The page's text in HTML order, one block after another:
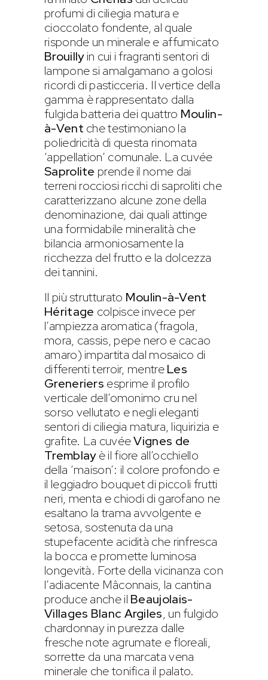
profumi di ciliegia matura e
cioccolato fondente, al quale
risponde un minerale e affumicato
Brouillyin cui i fragranti sentori di
lampone si amalgamano a golosi
ricordi di pasticceria. Il vertice della
gamma è rappresentato dalla
fulgida batteria dei quattro Moulin-
à-Vent che testimoniano la
poliedricità di questa rinomata
‘appellation’ comunale. La cuvée
Saprolite prende il nome dai
terreni rocciosi ricchi di saproliti che
caratterizzano alcune zone della
denominazione, dai quali attinge
una formidabile mineralità che
bilancia armoniosamente la
ricchezza del frutto e la dolcezza
dei tannini.
Il più strutturato Moulin-à-Vent
Héritage colpisce invece per
l’ampiezza aromatica (fragola,
mora, cassis, pepe nero e cacao
amaro) impartita dal mosaico di
differenti terroir, mentreLes
Greneriers esprime il profilo
verticale dell’omonimo cru nel
sorso vellutato e negli eleganti
sentori di ciliegia matura, liquirizia e
grafite. La cuvéeVignes de
Tremblayè il fiore all’occhiello
della ‘maison’: il colore profondo e
il leggiadro bouquet di piccoli frutti
neri, menta e chiodi di garofano ne
esaltano la trama avvolgente e
setosa, sostenuta da una
stupefacente acidità che rinfresca
la bocca e promette luminosa
longevità. Forte della vicinanza con
l’adiacente Mâconnais, la cantina
produce anche il Beaujolais-
Villages Blanc Argiles, un fulgido
chardonnay in purezza dalle
fresche note agrumate e floreali,
sorrette da una marcata vena
minerale che tonifica il palato.